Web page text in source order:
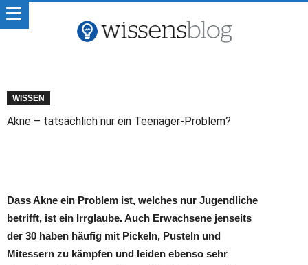
WISSEN
Akne – tatsächlich nur ein Teenager-Problem?
Dass Akne ein Problem ist, welches nur Jugendliche
betrifft, ist ein Irrglaube. Auch Erwachsene jenseits
der 30 haben häufig mit Pickeln, Pusteln und
Mitessern zu kämpfen und leiden ebenso sehr